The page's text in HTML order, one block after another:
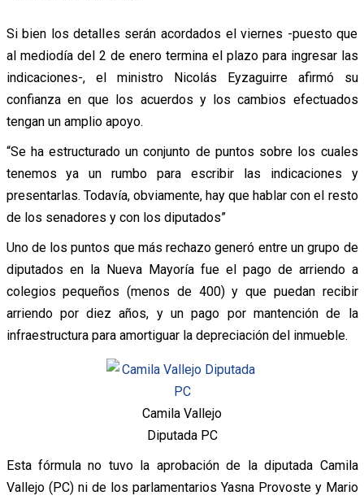
Si bien los detalles serán acordados el viernes -puesto que
al mediodía del 2 de enero termina el plazo para ingresar las
indicaciones-, el ministro Nicolás Eyzaguirre afirmó su
confianza en que los acuerdos y los cambios efectuados
tengan un amplio apoyo.
“Se ha estructurado un conjunto de puntos sobre los cuales
tenemos ya un rumbo para escribir las indicaciones y
presentarlas. Todavía, obviamente, hay que hablar con el resto
de los senadores y con los diputados”
Uno de los puntos que más rechazo generó entre un grupo de
diputados en la Nueva Mayoría fue el pago de arriendo a
colegios pequeños (menos de 400) y que puedan recibir
arriendo por diez años, y un pago por mantención de la
infraestructura para amortiguar la depreciación del inmueble.
Camila Vallejo
Diputada PC
Esta fórmula no tuvo la aprobación de la diputada Camila
Vallejo (PC) ni de los parlamentarios Yasna Provoste y Mario